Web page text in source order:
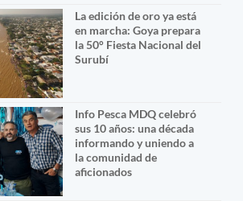
La edición de oro ya está
en marcha: Goya prepara
la 50° Fiesta Nacional del
Surubí
Info Pesca MDQ celebró
sus 10 años: una década
informando y uniendo a
la comunidad de
aficionados